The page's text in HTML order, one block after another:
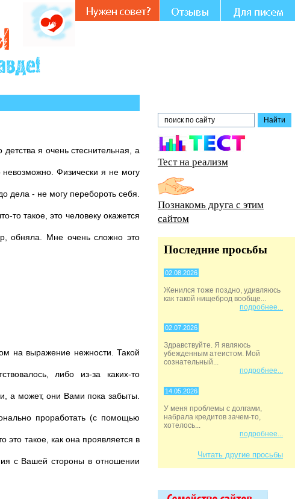
и совете.
я очень стеснительная, а
Физически я не могу
дела - не могу перебороть себя.
то такое, это человеку окажется
обняла. Мне очень сложно это
на выражение нежности. Такой
либо из-за каких-то
а может, они Вами пока забыты.
проработать (с помощью
такое, как она проявляется в
с Вашей стороны в отношении
Тест на реализм
Познакомь друга с этим
сайтом
Последние просьбы
02.08.2026
Женился тоже поздно, удивляюсь
как такой нищеброд вообще...
подробнее...
02.07.2026
Здравствуйте. Я являюсь
убежденным атеистом. Мой
сознательный...
подробнее...
14.05.2026
У меня проблемы с долгами,
набрала кредитов зачем-то,
хотелось...
подробнее...
Читать другие просьбы